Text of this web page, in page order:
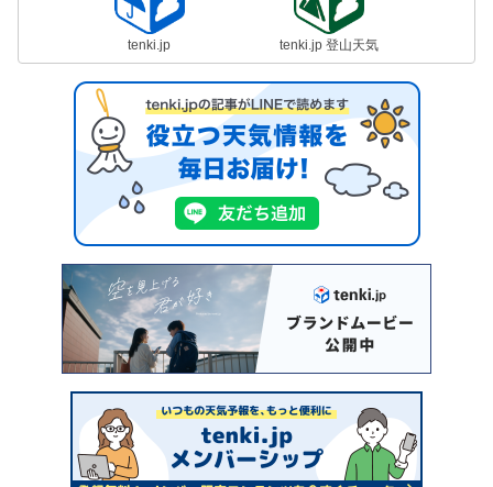
tenki.jp tenki.jp 登山天気